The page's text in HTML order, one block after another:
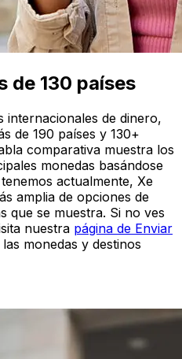
de 130 países
internacionales de dinero,
de 190 países y 130+
comparativa muestra los
monedas basándose
actualmente, Xe
amplia de opciones de
que se muestra. Si no ves
nuestra página de Enviar
monedas y destinos